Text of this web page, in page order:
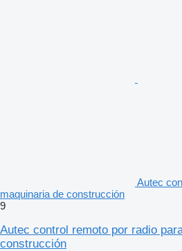
Autec
maquinaria de construcción
9
Autec control remoto por radio
construcción